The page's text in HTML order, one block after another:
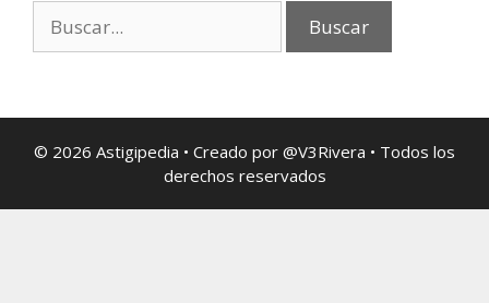
© 2026 Astigipedia • Creado por @V3Rivera • Todos los
derechos reservados